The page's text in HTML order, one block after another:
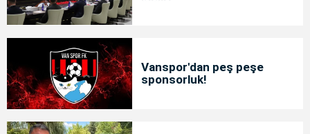
Vanspor'dan peş peşe
sponsorluk!